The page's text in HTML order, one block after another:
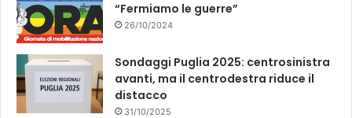
“Fermiamo le guerre”
26/10/2024
Sondaggi Puglia 2025: centrosinistra
avanti, ma il centrodestra riduce il
distacco
31/10/2025